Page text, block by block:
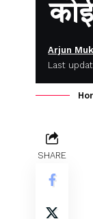
Last
Arjun
SHARE